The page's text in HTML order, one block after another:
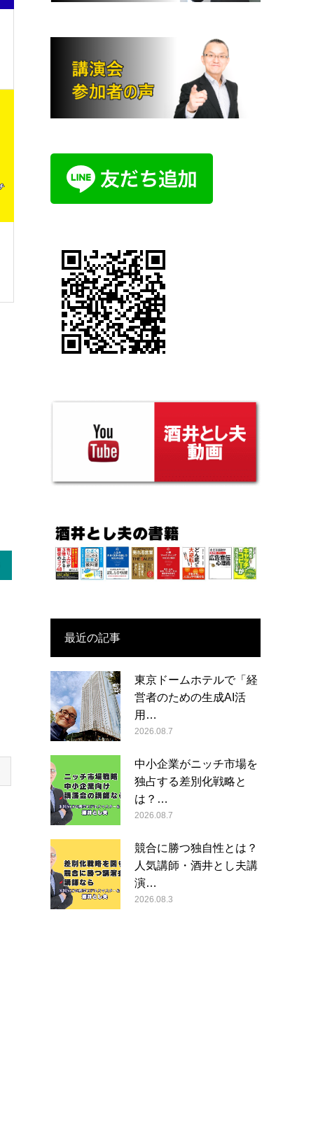
最近の記事
東京ドームホテルで「経
営者のための生成AI活
用…
2026.08.7
中小企業がニッチ市場を
独占する差別化戦略と
は？…
2026.08.7
競合に勝つ独自性とは？
人気講師・酒井とし夫講
演…
2026.08.3